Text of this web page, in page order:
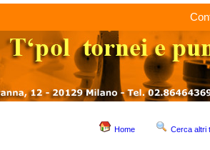
Home Cerca altri